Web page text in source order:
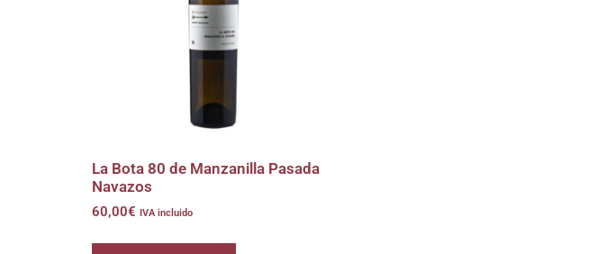
La Bota 80 de Manzanilla Pasada
Navazos
60,00€ IVA incluido